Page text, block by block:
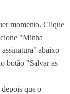
momento. Clique
"Minha
abaixo
botão "Salvar as
depois que o